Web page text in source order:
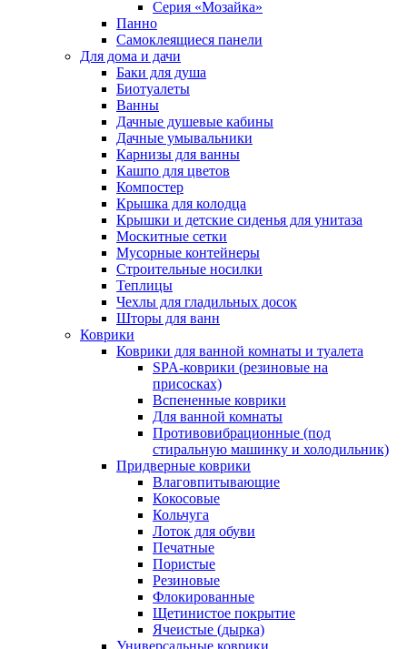
Серия «Мозайка»
Панно
Самоклеящиеся панели
Для дома и дачи
Баки для душа
Биотуалеты
Ванны
Дачные душевые кабины
Дачные умывальники
Карнизы для ванны
Кашпо для цветов
Компостер
Крышка для колодца
Крышки и детские сиденья для унитаза
Москитные сетки
Мусорные контейнеры
Строительные носилки
Теплицы
Чехлы для гладильных досок
Шторы для ванн
Коврики
Коврики для ванной комнаты и туалета
SPA-коврики (резиновые на
присосках)
Вспененные коврики
Для ванной комнаты
Противовибрационные (под
стиральную машинку и холодильник)
Придверные коврики
Влаговпитывающие
Кокосовые
Кольчуга
Лоток для обуви
Печатные
Пористые
Резиновые
Флокированные
Щетинистое покрытие
Ячеистые (дырка)
Универсальные коврики